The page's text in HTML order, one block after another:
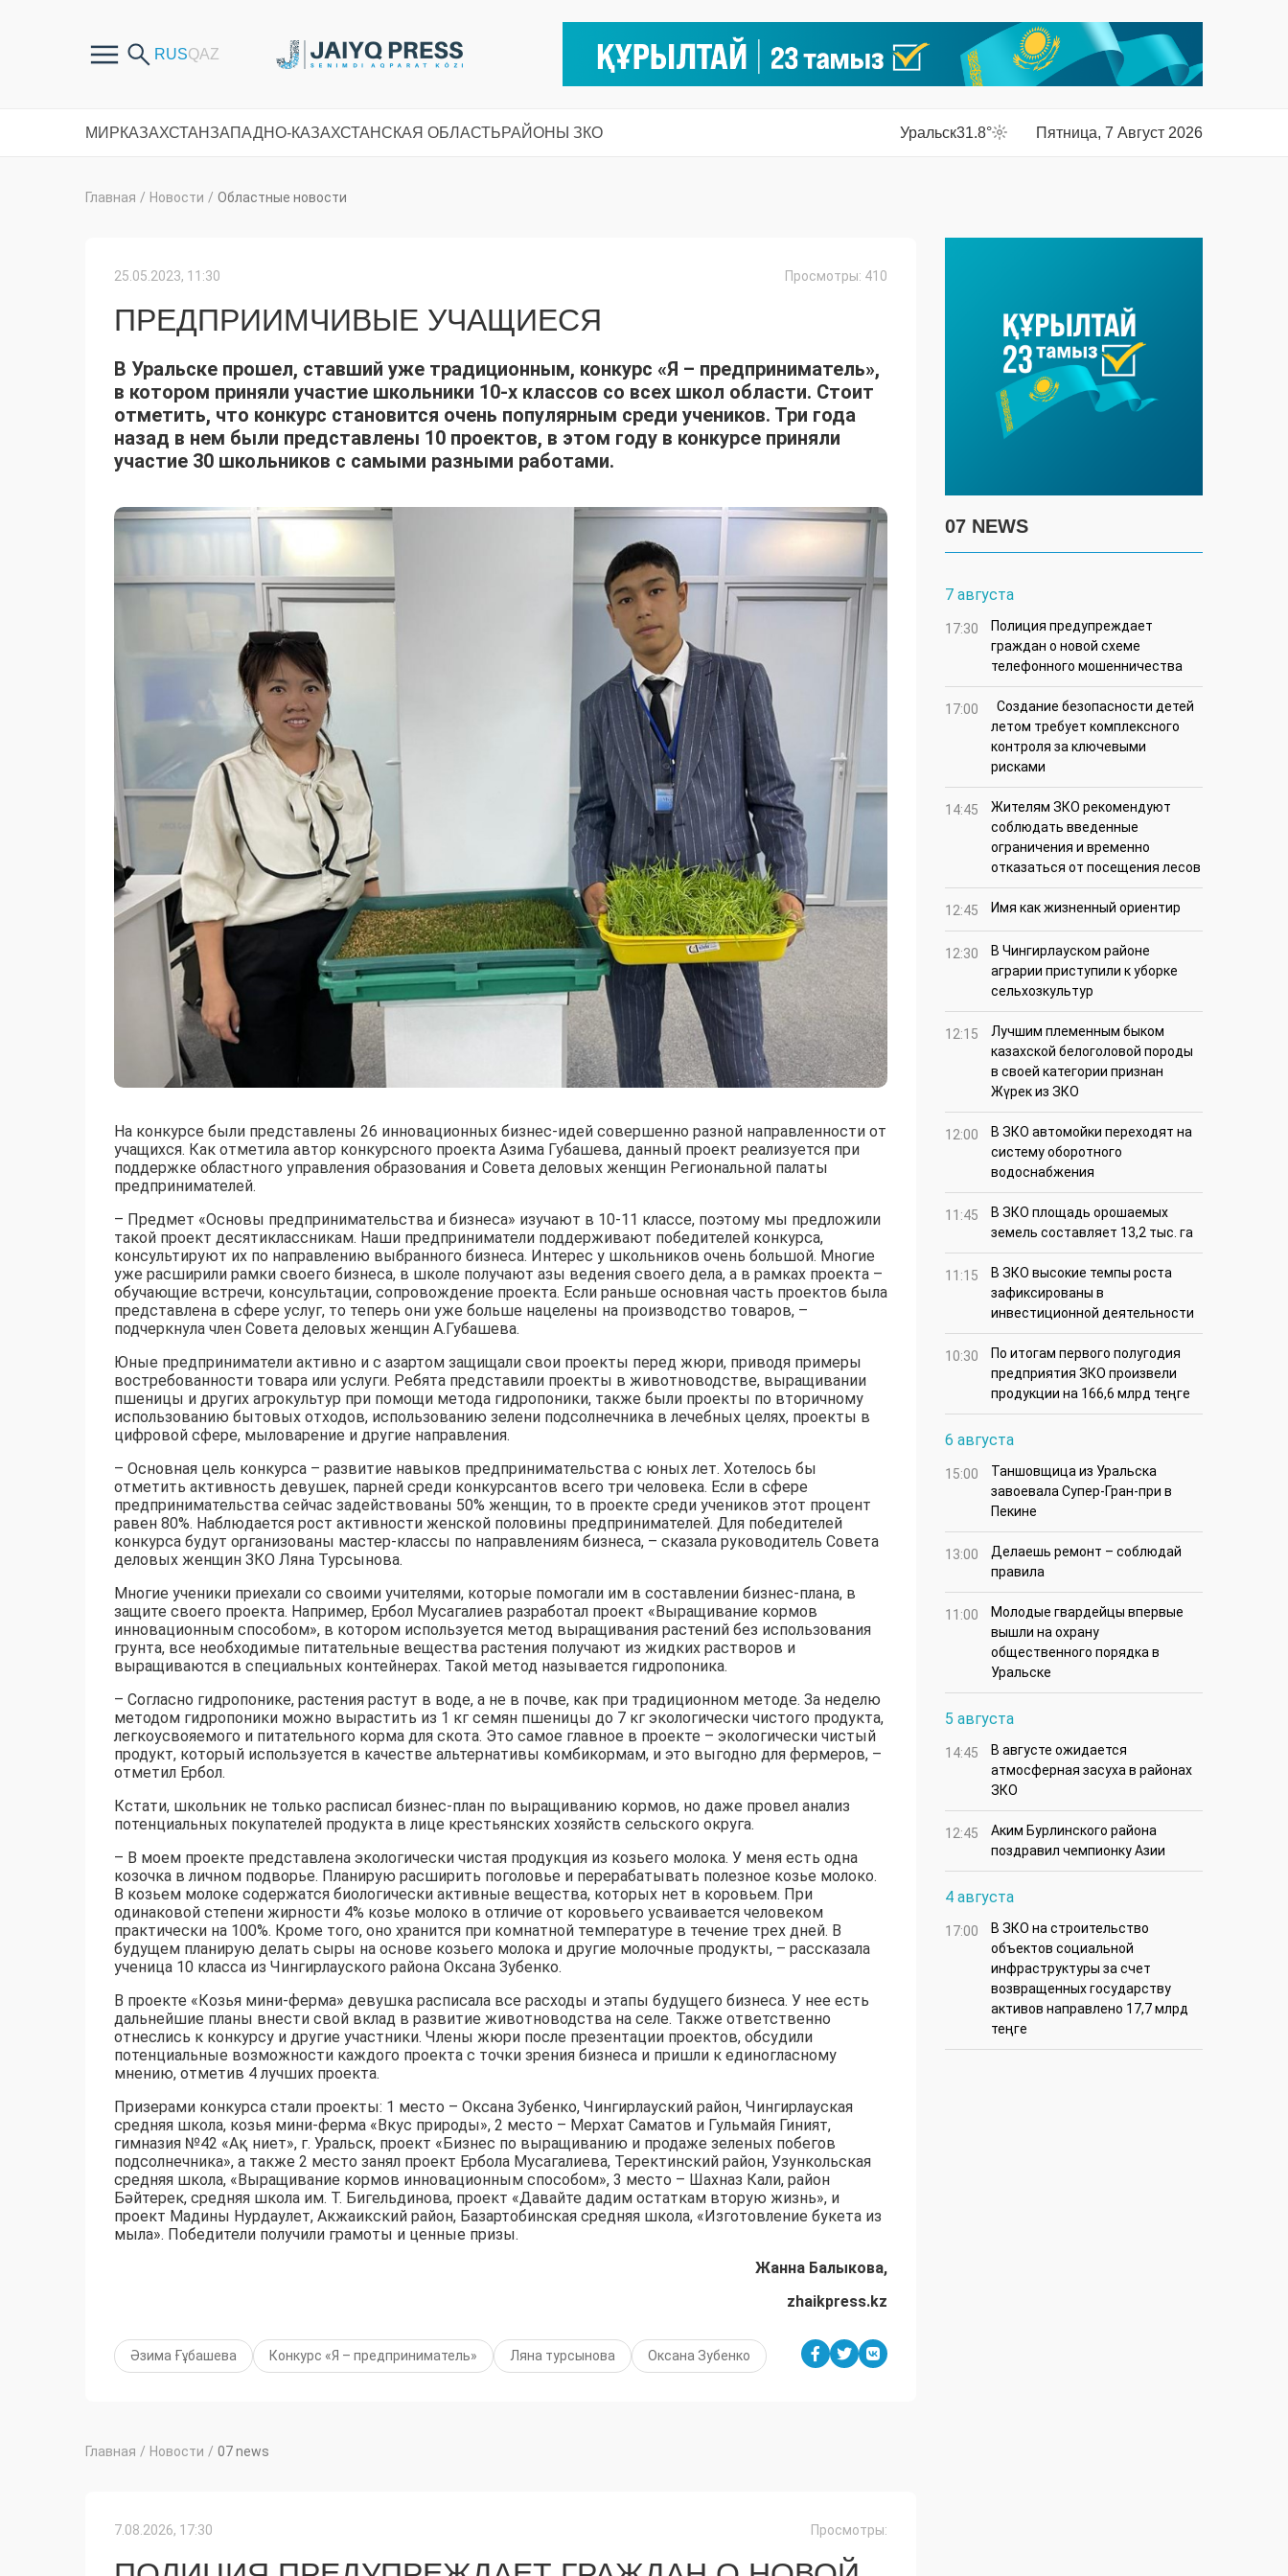
МИРКАЗАХСТАНЗАПАДНО-КАЗАХСТАНСКАЯ ОБЛАСТЬРАЙОНЫ ЗКО Уральск31.8° Пятница, 7 Август 2026
Главная / Новости / Областные новости
25.05.2023, 11:30 Просмотры: 410
ПРЕДПРИИМЧИВЫЕ УЧАЩИЕСЯ
В Уральске прошел, ставший уже традиционным, конкурс «Я – предприниматель»,
в котором приняли участие школьники 10-х классов со всех школ области. Стоит
отметить, что конкурс становится очень популярным среди учеников. Три года
назад в нем были представлены 10 проектов, в этом году в конкурсе приняли
участие 30 школьников с самыми разными работами.
На конкурсе были представлены 26 инновационных бизнес-идей совершенно разной направленности от
учащихся. Как отметила автор конкурсного проекта Азима Губашева, данный проект реализуется при
поддержке областного управления образования и Совета деловых женщин Региональной палаты
предпринимателей.
– Предмет «Основы предпринимательства и бизнеса» изучают в 10-11 классе, поэтому мы предложили
такой проект десятиклассникам. Наши предприниматели поддерживают победителей конкурса,
консультируют их по направлению выбранного бизнеса. Интерес у школьников очень большой. Многие
уже расширили рамки своего бизнеса, в школе получают азы ведения своего дела, а в рамках проекта –
обучающие встречи, консультации, сопровождение проекта. Если раньше основная часть проектов была
представлена в сфере услуг, то теперь они уже больше нацелены на производство товаров, –
подчеркнула член Совета деловых женщин А.Губашева.
Юные предприниматели активно и с азартом защищали свои проекты перед жюри, приводя примеры
востребованности товара или услуги. Ребята представили проекты в животноводстве, выращивании
пшеницы и других агрокультур при помощи метода гидропоники, также были проекты по вторичному
использованию бытовых отходов, использованию зелени подсолнечника в лечебных целях, проекты в
цифровой сфере, мыловарение и другие направления.
– Основная цель конкурса – развитие навыков предпринимательства с юных лет. Хотелось бы
отметить активность девушек, парней среди конкурсантов всего три человека. Если в сфере
предпринимательства сейчас задействованы 50% женщин, то в проекте среди учеников этот процент
равен 80%. Наблюдается рост активности женской половины предпринимателей. Для победителей
конкурса будут организованы мастер-классы по направлениям бизнеса, – сказала руководитель Совета
деловых женщин ЗКО Ляна Турсынова.
Многие ученики приехали со своими учителями, которые помогали им в составлении бизнес-плана, в
защите своего проекта. Например, Ербол Мусагалиев разработал проект «Выращивание кормов
инновационным способом», в котором используется метод выращивания растений без использования
грунта, все необходимые питательные вещества растения получают из жидких растворов и
выращиваются в специальных контейнерах. Такой метод называется гидропоника.
– Согласно гидропонике, растения растут в воде, а не в почве, как при традиционном методе. За неделю
методом гидропоники можно вырастить из 1 кг семян пшеницы до 7 кг экологически чистого продукта,
легкоусвояемого и питательного корма для скота. Это самое главное в проекте – экологически чистый
продукт, который используется в качестве альтернативы комбикормам, и это выгодно для фермеров, –
отметил Ербол.
Кстати, школьник не только расписал бизнес-план по выращиванию кормов, но даже провел анализ
потенциальных покупателей продукта в лице крестьянских хозяйств сельского округа.
– В моем проекте представлена экологически чистая продукция из козьего молока. У меня есть одна
козочка в личном подворье. Планирую расширить поголовье и перерабатывать полезное козье молоко.
В козьем молоке содержатся биологически активные вещества, которых нет в коровьем. При
одинаковой степени жирности 4% козье молоко в отличие от коровьего усваивается человеком
практически на 100%. Кроме того, оно хранится при комнатной температуре в течение трех дней. В
будущем планирую делать сыры на основе козьего молока и другие молочные продукты, – рассказала
ученица 10 класса из Чингирлауского района Оксана Зубенко.
В проекте «Козья мини-ферма» девушка расписала все расходы и этапы будущего бизнеса. У нее есть
дальнейшие планы внести свой вклад в развитие животноводства на селе. Также ответственно
отнеслись к конкурсу и другие участники. Члены жюри после презентации проектов, обсудили
потенциальные возможности каждого проекта с точки зрения бизнеса и пришли к единогласному
мнению, отметив 4 лучших проекта.
Призерами конкурса стали проекты: 1 место – Оксана Зубенко, Чингирлауский район, Чингирлауская
средняя школа, козья мини-ферма «Вкус природы», 2 место – Мерхат Саматов и Гульмайя Гиният,
гимназия №42 «Ақ ниет», г. Уральск, проект «Бизнес по выращиванию и продаже зеленых побегов
подсолнечника», а также 2 место занял проект Ербола Мусагалиева, Теректинский район, Узункольская
средняя школа, «Выращивание кормов инновационным способом», 3 место – Шахназ Кали, район
Бәйтерек, средняя школа им. Т. Бигельдинова, проект «Давайте дадим остаткам вторую жизнь», и
проект Мадины Нурдаулет, Акжаикский район, Базартобинская средняя школа, «Изготовление букета из
мыла». Победители получили грамоты и ценные призы.
Жанна Балыкова,
zhaikpress.kz
Әзима Ғұбашева Конкурс «Я – предприниматель» Ляна турсынова Оксана Зубенко
Главная / Новости / 07 news
7.08.2026, 17:30 Просмотры:
07 NEWS
7 августа
17:30
Полиция предупреждает
граждан о новой схеме
телефонного мошенничества
17:00
Создание безопасности детей
летом требует комплексного
контроля за ключевыми
рисками
14:45
Жителям ЗКО рекомендуют
соблюдать введенные
ограничения и временно
отказаться от посещения лесов
12:45 Имя как жизненный ориентир
12:30
В Чингирлауском районе
аграрии приступили к уборке
сельхозкультур
12:15
Лучшим племенным быком
казахской белоголовой породы
в своей категории признан
Жүрек из ЗКО
12:00
В ЗКО автомойки переходят на
систему оборотного
водоснабжения
11:45
В ЗКО площадь орошаемых
земель составляет 13,2 тыс. га
11:15
В ЗКО высокие темпы роста
зафиксированы в
инвестиционной деятельности
10:30
По итогам первого полугодия
предприятия ЗКО произвели
продукции на 166,6 млрд теңге
6 августа
15:00
Таншовщица из Уральска
завоевала Супер-Гран-при в
Пекине
13:00
Делаешь ремонт – соблюдай
правила
11:00
Молодые гвардейцы впервые
вышли на охрану
общественного порядка в
Уральске
5 августа
14:45
В августе ожидается
атмосферная засуха в районах
ЗКО
12:45
Аким Бурлинского района
поздравил чемпионку Азии
4 августа
17:00
В ЗКО на строительство
объектов социальной
инфраструктуры за счет
возвращенных государству
активов направлено 17,7 млрд
теңге